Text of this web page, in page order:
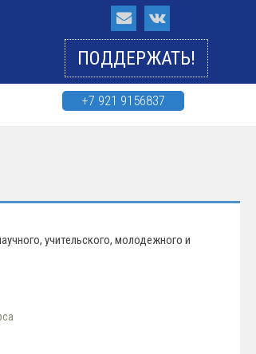
ПОДДЕРЖАТЬ!
+7 921 9156837
учительского, молодежного и